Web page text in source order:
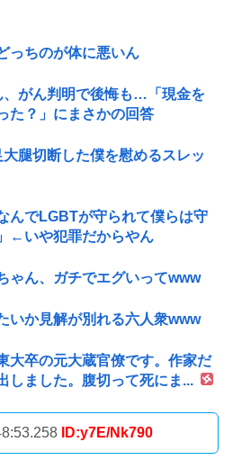
っちのが体に悪いん
、がん判明で後悔も…「現金を
た？」にまさかの回答
腿切断した僕を慰めるスレッ
んでLGBTが守られて僕らは守
←いや犯罪だからやん
ゃん、ガチでエグいってwww
いか見解が別れる六人衆www
大卒の元大蔵官僚です。作家だ
しました。腹切って死にま...
ID:y7E/Nk790